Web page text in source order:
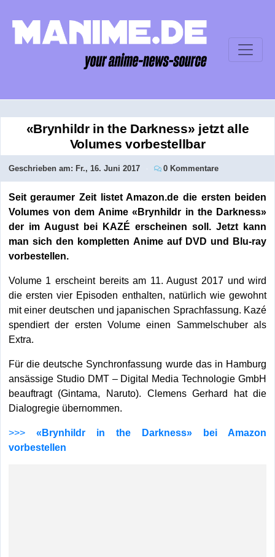
«Brynhildr in the Darkness» jetzt alle
Volumes vorbestellbar
Geschrieben am: Fr., 16. Juni 2017 0 Kommentare
Seit geraumer Zeit listet Amazon.de die ersten beiden
Volumes von dem Anime «Brynhildr in the Darkness»
der im August bei KAZÉ erscheinen soll. Jetzt kann
man sich den kompletten Anime auf DVD und Blu-ray
vorbestellen.
Volume 1 erscheint bereits am 11. August 2017 und wird
die ersten vier Episoden enthalten, natürlich wie gewohnt
mit einer deutschen und japanischen Sprachfassung. Kazé
spendiert der ersten Volume einen Sammelschuber als
Extra.
Für die deutsche Synchronfassung wurde das in Hamburg
ansässige Studio DMT – Digital Media Technologie GmbH
beauftragt (Gintama, Naruto). Clemens Gerhard hat die
Dialogregie übernommen.
>>> «Brynhildr in the Darkness» bei Amazon
vorbestellen